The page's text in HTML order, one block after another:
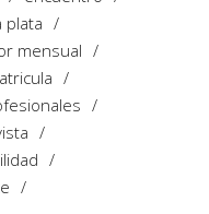
plata
mensual